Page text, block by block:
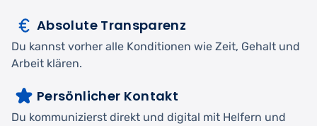
Absolute Transparenz
Du kannst vorher alle Konditionen wie Zeit, Gehalt und
Arbeit klären.
Persönlicher Kontakt
Du kommunizierst direkt und digital mit Helfern und